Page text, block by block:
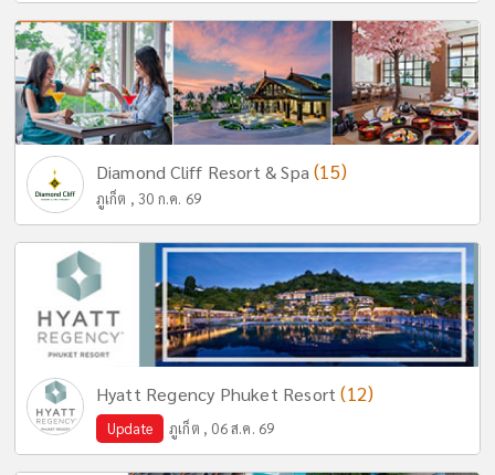
Diamond Cliff Resort & Spa(15)
ภูเก็ต , 30 ก.ค. 69
Hyatt Regency Phuket Resort(12)
Update ภูเก็ต , 06 ส.ค. 69